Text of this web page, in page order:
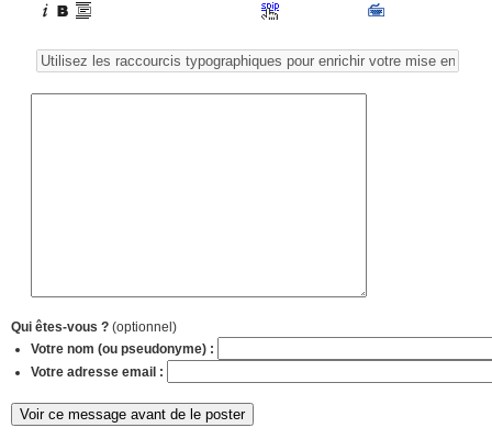
Qui êtes-vous ? (optionnel)
Votre nom (ou pseudonyme) :
Votre adresse email :